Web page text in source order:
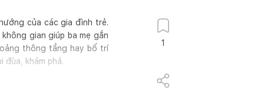
của các gia đình trẻ.
gian giúp ba mẹ gắn
thông tầng hay bố trí
khám phá.
1